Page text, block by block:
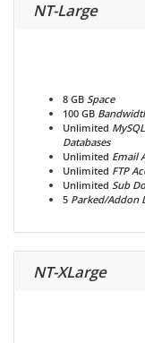
NT-Large
8 GB Space
100 GB
Unlimited
Databases
Unlimited Email
Unlimited FTP
Unlimited Sub
5 Parked/Addon
NT-XLarge